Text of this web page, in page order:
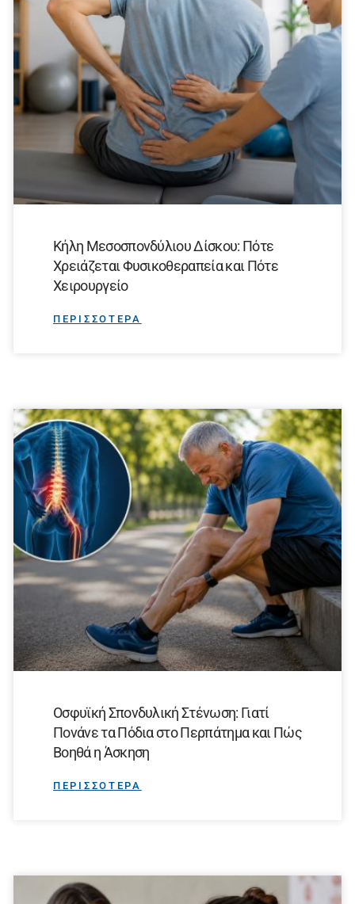
Κήλη Μεσοσπονδύλιου Δίσκου: Πότε
Χρειάζεται Φυσικοθεραπεία και Πότε
Χειρουργείο
ΠΕΡΙΣΣΟΤΕΡΑ
Οσφυϊκή Σπονδυλική Στένωση: Γιατί
Πονάνε τα Πόδια στο Περπάτημα και Πώς
Βοηθά η Άσκηση
ΠΕΡΙΣΣΟΤΕΡΑ